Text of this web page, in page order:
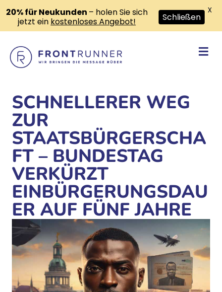
SCHNELLERER WEG
ZUR
STAATSBÜRGERSCHA
FT – BUNDESTAG
VERKÜRZT
EINBÜRGERUNGSDAU
ER AUF FÜNF JAHRE
20% für Neukunden – holen Sie sich
jetzt ein kostenloses Angebot! Schließen
X